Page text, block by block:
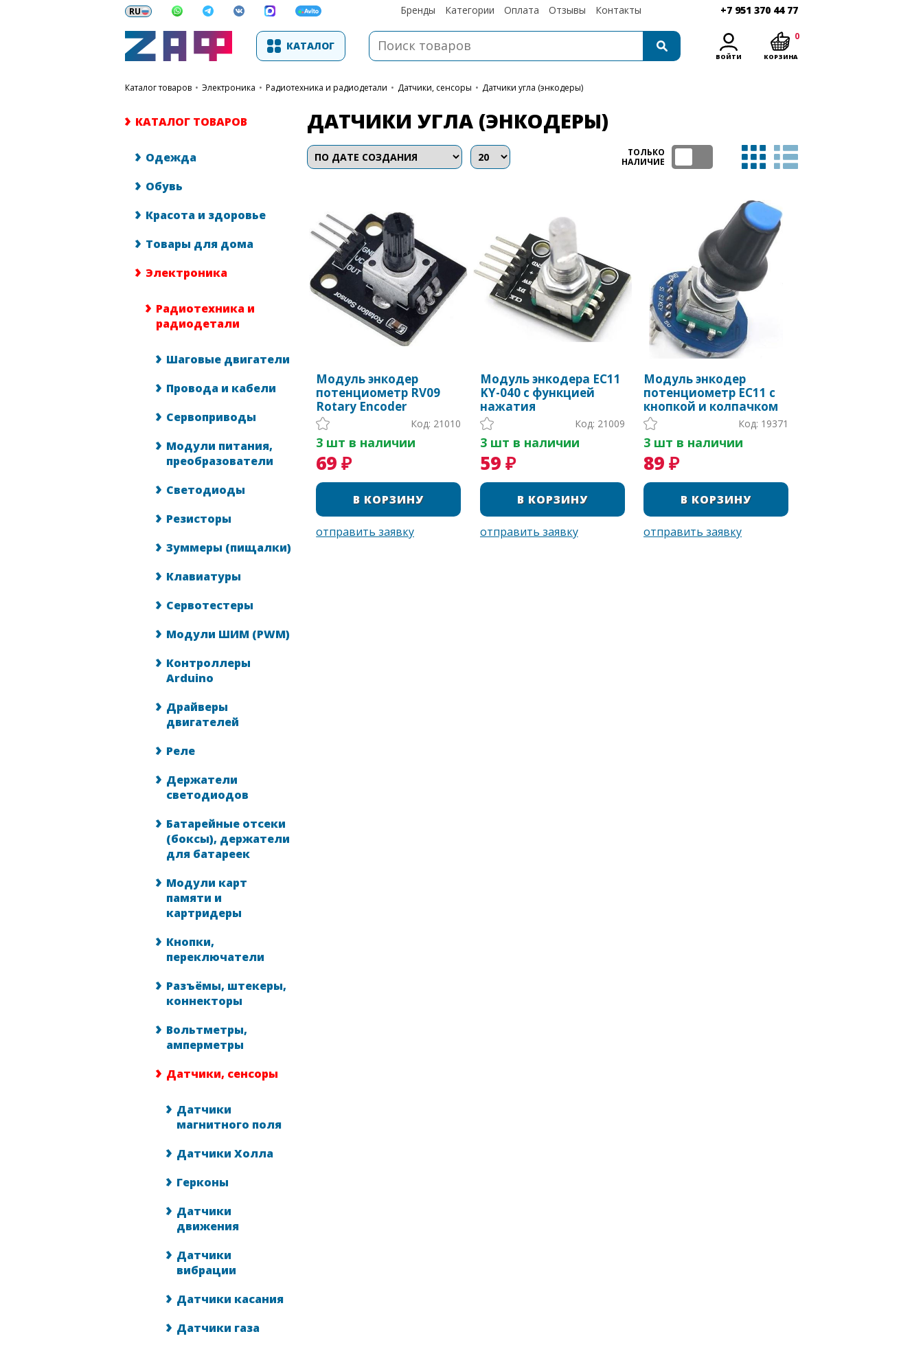
Бренды Категории Оплата Отзывы Контакты +7 951 370 44 77
КАТАЛОГ
ВОЙТИ КОРЗИНА
0
каталог товаров • Электроника • Радиотехника и радиодетали • Датчики, сенсоры • Датчики угла (энкодеры)
КАТАЛОГ ТОВАРОВ
Одежда
Обувь
Красота и здоровье
Товары для дома
Электроника
Радиотехника и
радиодетали
Шаговые двигатели
Провода и кабели
Сервоприводы
Модули питания,
преобразователи
Светодиоды
Резисторы
Зуммеры (пищалки)
Клавиатуры
Сервотестеры
Модули ШИМ (PWM)
Контроллеры
Arduino
Драйверы
двигателей
Реле
Держатели
светодиодов
Батарейные отсеки
(боксы), держатели
для батареек
Модули карт
памяти и
картридеры
Кнопки,
переключатели
Разъёмы, штекеры,
коннекторы
Вольтметры,
амперметры
Датчики, сенсоры
Датчики
магнитного поля
Датчики Холла
Герконы
Датчики
движения
Датчики
вибрации
Датчики касания
Датчики газа
ДАТЧИКИ УГЛА (ЭНКОДЕРЫ)
ТОЛЬКО
НАЛИЧИЕ
Модуль энкодер
потенциометр RV09
Rotary Encoder
Код: 21010
3 шт в наличии
69 ₽
Модуль энкодера EC11
KY-040 с функцией
нажатия
Код: 21009
3 шт в наличии
59 ₽
Модуль энкодер
потенциометр EC11 с
кнопкой и колпачком
Код: 19371
3 шт в наличии
89 ₽